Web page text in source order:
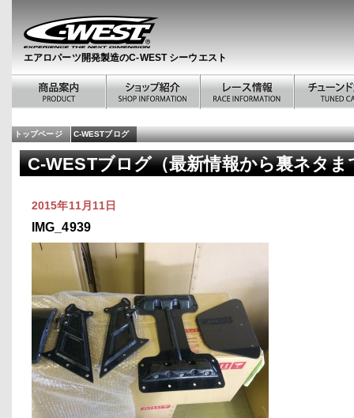
エアロパーツ開発製造のC-WEST シーウエスト
トップページ C-WESTブログ
C-WESTブログ（最新情報から裏ネタま
2015年11月11日
IMG_4939